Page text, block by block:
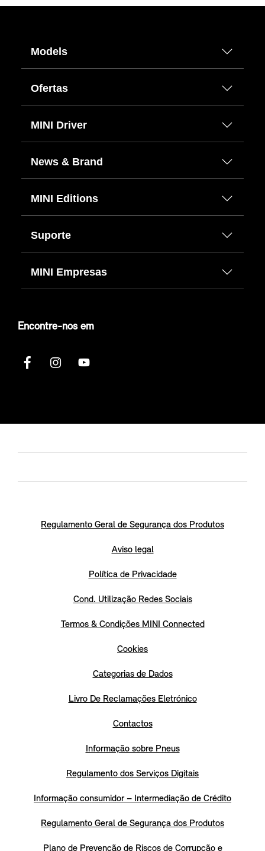
Models
Ofertas
MINI Driver
News & Brand
MINI Editions
Suporte
MINI Empresas
Encontre-nos em
Regulamento Geral de Segurança dos Produtos
Aviso legal
Política de Privacidade
Cond. Utilização Redes Sociais
Termos & Condições MINI Connected
Cookies
Categorias de Dados
Livro De Reclamações Eletrónico
Contactos
Informação sobre Pneus
Regulamento dos Serviços Digitais
Informação consumidor – Intermediação de Crédito
Regulamento Geral de Segurança dos Produtos
Plano de Prevenção de Riscos de Corrupção e